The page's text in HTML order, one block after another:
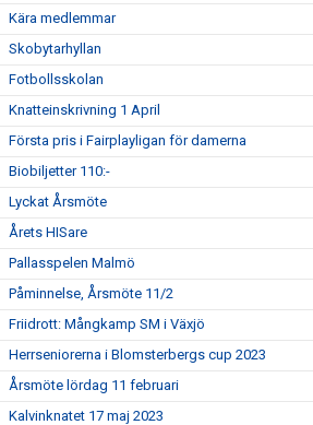
Kära medlemmar
Skobytarhyllan
Fotbollsskolan
Knatteinskrivning 1 April
Första pris i Fairplayligan för damerna
Biobiljetter 110:-
Lyckat Årsmöte
Årets HISare
Pallasspelen Malmö
Påminnelse, Årsmöte 11/2
Friidrott: Mångkamp SM i Växjö
Herrseniorerna i Blomsterbergs cup 2023
Årsmöte lördag 11 februari
Kalvinknatet 17 maj 2023